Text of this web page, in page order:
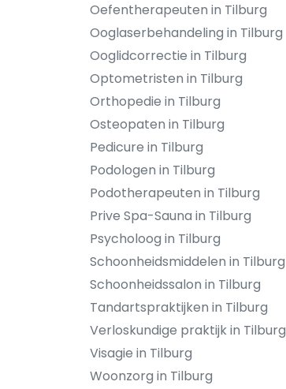
Oefentherapeuten in Tilburg
Ooglaserbehandeling in Tilburg
Ooglidcorrectie in Tilburg
Optometristen in Tilburg
Orthopedie in Tilburg
Osteopaten in Tilburg
Pedicure in Tilburg
Podologen in Tilburg
Podotherapeuten in Tilburg
Prive Spa-Sauna in Tilburg
Psycholoog in Tilburg
Schoonheidsmiddelen in Tilburg
Schoonheidssalon in Tilburg
Tandartspraktijken in Tilburg
Verloskundige praktijk in Tilburg
Visagie in Tilburg
Woonzorg in Tilburg